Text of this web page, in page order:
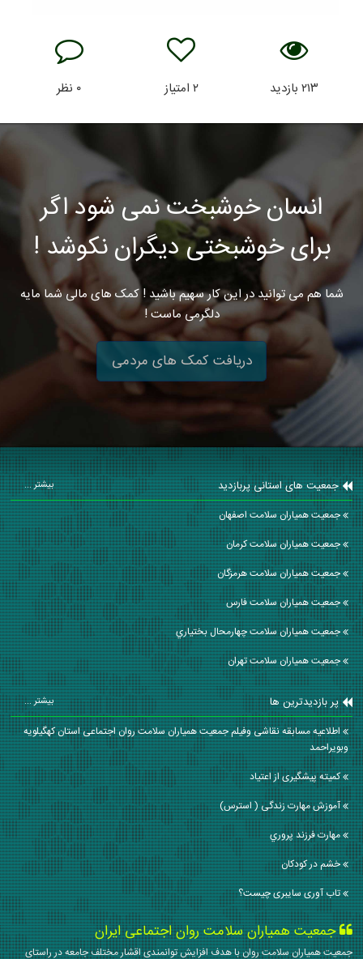
۲۱۳ بازدید ۲ امتیاز ۰ نظر
انسان خوشبخت نمی شود اگر
برای خوشبختی دیگران نکوشد !
شما هم می توانید در این کار سهیم باشید ! کمک های مالی شما مایه
دلگرمی ماست !
دریافت کمک های مردمی
جمعیت های استانی پربازدید بیشتر ...
جمعیت همیاران سلامت اصفهان
جمعیت همیاران سلامت كرمان
جمعیت همیاران سلامت هرمزگان
جمعیت همیاران سلامت فارس
جمعیت همیاران سلامت چهارمحال بختياري
جمعیت همیاران سلامت تهران
پر بازدیدترین ها بیشتر ...
اطلاعیه مسابقه نقاشی وفیلم جمعیت همیاران سلامت روان اجتماعی استان کهگیلویه
وبویراحمد
کمیته پیشگیری از اعتیاد
آموزش مهارت زندگی ( استرس)
مهارت فرزند پروري
خشم در کودکان
تاب آوری سایبری چیست؟
جمعیت همیاران سلامت روان اجتماعی ایران
جمعیت همیاران سلامت روان با هدف افزایش توانمندی اقشار مختلف جامعه در راستای